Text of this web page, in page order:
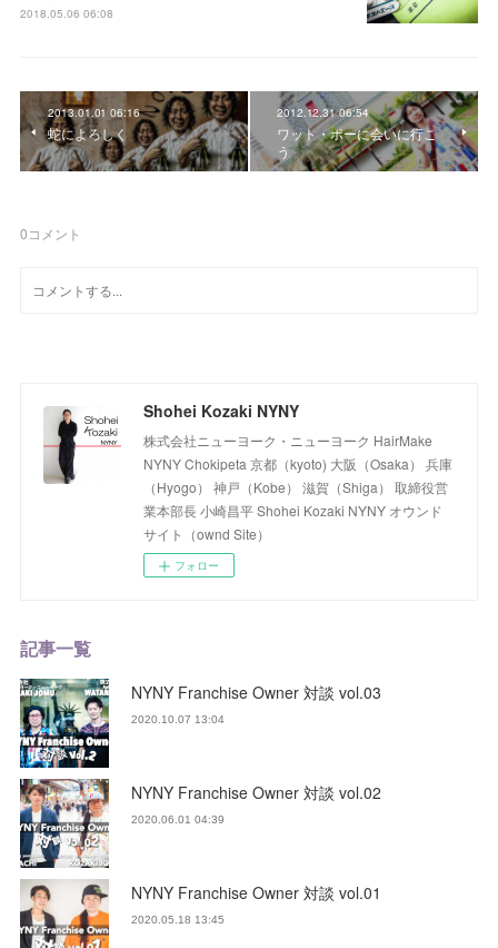
2018.05.06 06:08
2013.01.01 06:16
蛇によろしく
2012.12.31 06:54
ワット・ポーに会いに行こ
う
0コメント
Shohei Kozaki NYNY
株式会社ニューヨーク・ニューヨーク HairMake
NYNY Chokipeta 京都（kyoto) 大阪（Osaka） 兵庫
（Hyogo） 神戸（Kobe） 滋賀（Shiga） 取締役営
業本部長 小崎昌平 Shohei Kozaki NYNY オウンド
サイト（ownd Site）
フォロー
記事一覧
NYNY Franchise Owner 対談 vol.03
2020.10.07 13:04
NYNY Franchise Owner 対談 vol.02
2020.06.01 04:39
NYNY Franchise Owner 対談 vol.01
2020.05.18 13:45